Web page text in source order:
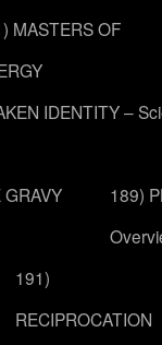
MASTERS OF
IDENTITY –
189)
191)
RECIPROCATION